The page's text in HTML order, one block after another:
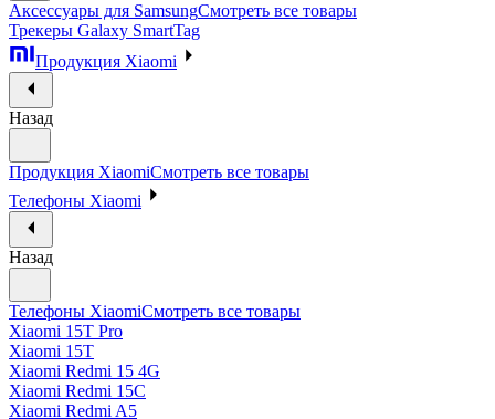
Аксессуары для SamsungСмотреть все товары
Трекеры Galaxy SmartTag
Продукция Xiaomi
Назад
Продукция XiaomiСмотреть все товары
Телефоны Xiaomi
Назад
Телефоны XiaomiСмотреть все товары
Xiaomi 15T Pro
Xiaomi 15T
Xiaomi Redmi 15 4G
Xiaomi Redmi 15C
Xiaomi Redmi A5